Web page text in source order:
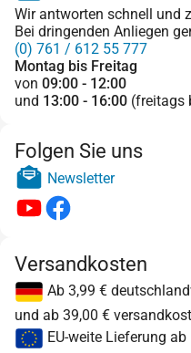
Wir antworten schnell und
Bei dringenden Anliegen
(0) 761 / 612 55 777
Montag bis Freitag
von 09:00 - 12:00
und 13:00 - 16:00 (freitags
Folgen Sie uns
Newsletter
Versandkosten
Ab 3,99 €
und ab 39,00 €
EU-weite Lieferung ab